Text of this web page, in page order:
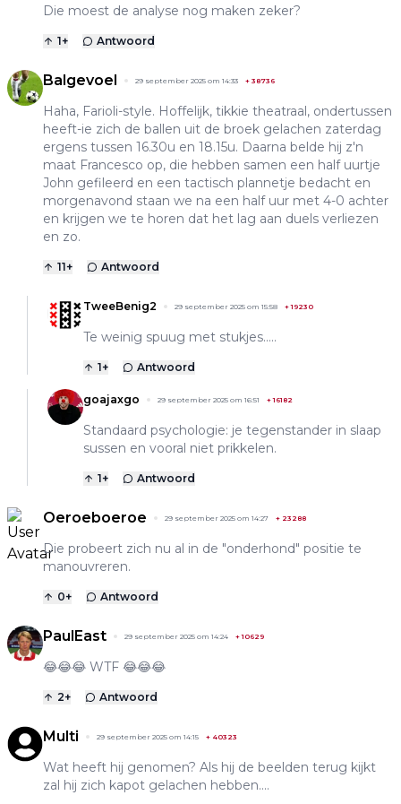
Die moest de analyse nog maken zeker?
1+ Antwoord
Balgevoel 29 september 2025 om 14:33 + 38736
Haha, Farioli-style. Hoffelijk, tikkie theatraal, ondertussen
heeft-ie zich de ballen uit de broek gelachen zaterdag
ergens tussen 16.30u en 18.15u. Daarna belde hij z'n
maat Francesco op, die hebben samen een half uurtje
John gefileerd en een tactisch plannetje bedacht en
morgenavond staan we na een half uur met 4-0 achter
en krijgen we te horen dat het lag aan duels verliezen
en zo.
11+ Antwoord
TweeBenig2 29 september 2025 om 15:58 +19230
Te weinig spuug met stukjes.....
1+ Antwoord
goajaxgo 29 september 2025 om 16:51 +16182
Standaard psychologie: je tegenstander in slaap
sussen en vooral niet prikkelen.
1+ Antwoord
Oeroeboeroe 29 september 2025 om 14:27 + 23288
Die probeert zich nu al in de "onderhond" positie te
manouvreren.
0+ Antwoord
PaulEast 29 september 2025 om 14:24 +10629
😂😂😂 WTF 😂😂😂
2+ Antwoord
Multi 29 september 2025 om 14:15 + 40323
Wat heeft hij genomen? Als hij de beelden terug kijkt
zal hij zich kapot gelachen hebben....